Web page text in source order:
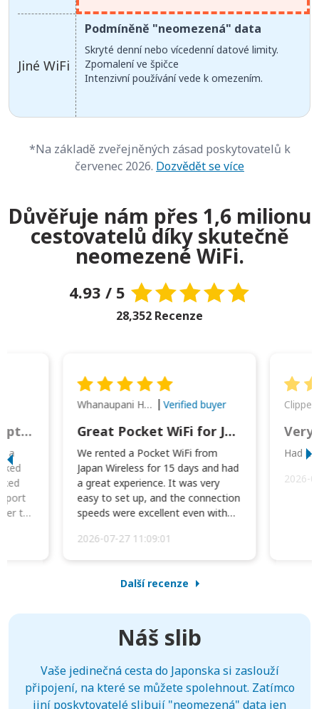
Jiné WiFi
Podmíněně "neomezená" data
Skryté denní nebo vícedenní datové limity.
Zpomalení ve špičce
Intenzivní používání vede k omezením.
*Na základě zveřejněných zásad poskytovatelů k
červenec 2026. Dozvědět se více
Důvěřuje nám přes 1,6 milionu
cestovatelů díky skutečně
neomezené WiFi.
4.93 / 5
28,352 Recenze
This was wonderful option to a family of four. Everything worked smoothly.
a
to
Whanaupani Henry Joseph Macown Verified buyer
Great Pocket WiFi for Japan Travel
We rented a Pocket WiFi from
Japan Wireless for 15 days and had
a great experience. It was very
easy to set up, and the connection
speeds were excellent even with
2026-07-27 11:09:01
Very
Had
2026-
Další recenze
Náš slib
Vaše jedinečná cesta do Japonska si zaslouží
připojení, na které se můžete spolehnout. Zatímco
jiní poskytovatelé slibují "neomezená" data jen